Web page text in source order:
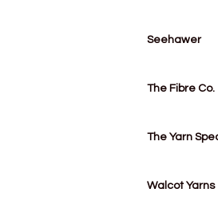
Seehawer
The Fibre Co.
The Yarn
Walcot Yarns